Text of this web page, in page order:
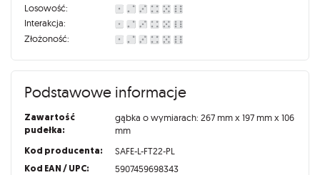
Losowość:
Interakcja:
Złożoność:
Podstawowe informacje
Zawartość
pudełka:
gąbka o wymiarach: 267 mm x 197 mm x 106
mm
Kod producenta: SAFE-L-FT22-PL
Kod EAN / UPC: 5907459698343